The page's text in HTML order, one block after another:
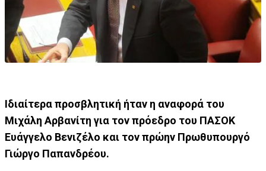
Ιδιαίτερα προσβλητική ήταν η αναφορά του
Μιχάλη Αρβανίτη για τον πρόεδρο του ΠΑΣΟΚ
Ευάγγελο Βενιζέλο και τον πρώην Πρωθυπουργό
Γιώργο Παπανδρέου.